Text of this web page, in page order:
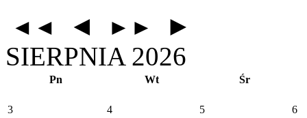
◄◄ ◄ ►►
►
SIERPNIA 2026
Pn Wt Śr
3 4 5
6